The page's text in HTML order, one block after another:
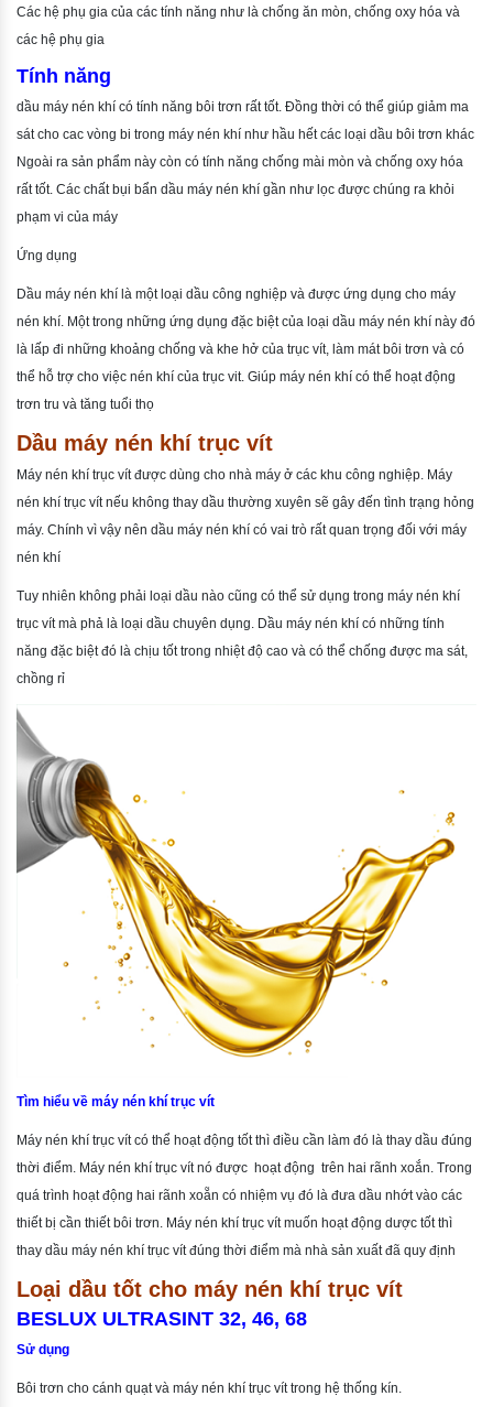
Các hệ phụ gia của các tính năng như là chống ăn mòn, chống oxy hóa và
các hệ phụ gia
Tính năng
dầu máy nén khí có tính năng bôi trơn rất tốt. Đồng thời có thể giúp giảm ma
sát cho cac vòng bi trong máy nén khí như hầu hết các loại dầu bôi trơn khác
Ngoài ra sản phẩm này còn có tính năng chống mài mòn và chống oxy hóa
rất tốt. Các chất bụi bẩn dầu máy nén khí gần như lọc được chúng ra khỏi
phạm vi của máy
Ứng dụng
Dầu máy nén khí là một loại dầu công nghiệp và được ứng dụng cho máy
nén khí. Một trong những ứng dụng đặc biệt của loại dầu máy nén khí này đó
là lấp đi những khoảng chống và khe hở của trục vít, làm mát bôi trơn và có
thể hỗ trợ cho việc nén khí của trục vit. Giúp máy nén khí có thể hoạt động
trơn tru và tăng tuổi thọ
Dầu máy nén khí trục vít
Máy nén khí trục vít được dùng cho nhà máy ở các khu công nghiệp. Máy
nén khí trục vít nếu không thay dầu thường xuyên sẽ gây đến tình trạng hỏng
máy. Chính vì vậy nên dầu máy nén khí có vai trò rất quan trọng đối với máy
nén khí
Tuy nhiên không phải loại dầu nào cũng có thể sử dụng trong máy nén khí
trục vít mà phả là loại dầu chuyên dụng. Dầu máy nén khí có những tính
năng đặc biệt đó là chịu tốt trong nhiệt độ cao và có thể chống được ma sát,
chồng rỉ
Tìm hiểu về máy nén khí trục vít
Máy nén khí trục vít có thể hoạt động tốt thì điều cần làm đó là thay dầu đúng
thời điểm. Máy nén khí trục vít nó được hoạt động trên hai rãnh xoắn. Trong
quá trình hoạt động hai rãnh xoẵn có nhiệm vụ đó là đưa dầu nhớt vào các
thiết bị cần thiết bôi trơn. Máy nén khí trục vít muốn hoạt động dược tốt thì
thay dầu máy nén khí trục vít đúng thời điểm mà nhà sản xuất đã quy định
Loại dầu tốt cho máy nén khí trục vít
BESLUX ULTRASINT 32, 46, 68
Sử dụng
Bôi trơn cho cánh quạt và máy nén khí trục vít trong hệ thống kín.